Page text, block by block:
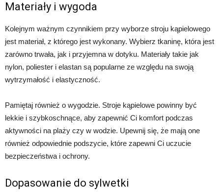
Materiały i wygoda
Kolejnym ważnym czynnikiem przy wyborze stroju kąpielowego
jest materiał, z którego jest wykonany. Wybierz tkaninę, która jest
zarówno trwała, jak i przyjemna w dotyku. Materiały takie jak
nylon, poliester i elastan są popularne ze względu na swoją
wytrzymałość i elastyczność.
Pamiętaj również o wygodzie. Stroje kąpielowe powinny być
lekkie i szybkoschnące, aby zapewnić Ci komfort podczas
aktywności na plaży czy w wodzie. Upewnij się, że mają one
również odpowiednie podszycie, które zapewni Ci uczucie
bezpieczeństwa i ochrony.
Dopasowanie do sylwetki